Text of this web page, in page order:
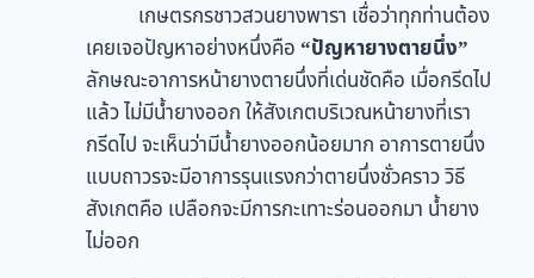
เกษตรกรชาวสวนยางพารา เชื่อว่าทุกท่านต้อง
เคยเจอปัญหาอย่างหนึ่งคือ“ปัญหายางตายนึ่ง”
ลักษณะอาการหน้ายางตายนึ่งที่เด่นชัดคือ เมื่อกรีดไป
แล้ว ไม่มีน้ำยางออก ให้สังเกตบริเวณหน้ายางที่เรา
กรีดไป จะเห็นว่ามีน้ำยางออกน้อยมาก อาการตายนึ่ง
แบบถาวรจะมีอาการรุนแรงกว่าตายนึ่งชั่วคราว วิธี
สังเกตคือ เปลือกจะมีการกะเทาะร่อนออกมา น้ำยาง
ไม่ออก